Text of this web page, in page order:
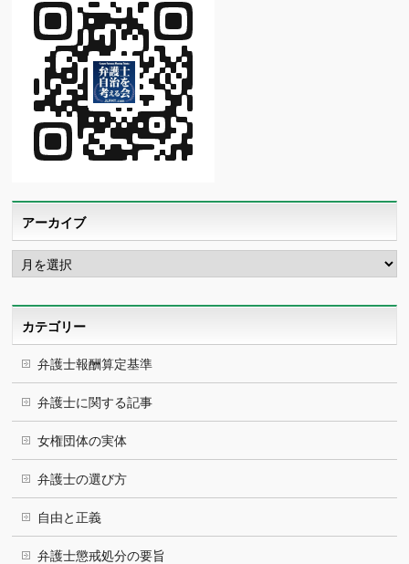
アーカイブ
ア
ー
カ
カテゴリー
弁護士報酬算定基準
弁護士に関する記事
女権団体の実体
弁護士の選び方
自由と正義
弁護士懲戒処分の要旨